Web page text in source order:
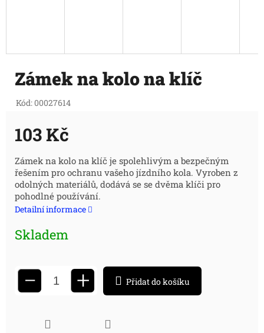
Zámek na kolo na klíč
Kód:00027614
103 Kč
Měrná
cena:
Zámek na kolo na klíč je spolehlivým a bezpečným
řešením pro ochranu vašeho jízdního kola. Vyroben z
odolných materiálů, dodává se se dvěma klíči pro
pohodlné používání.
Detailní informace
Skladem
− + Přidat do košíku